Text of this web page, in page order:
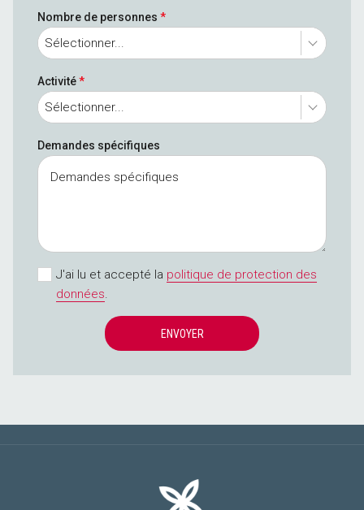
Nombre de personnes *
Sélectionner...
Activité*
Sélectionner...
Demandes spécifiques
J'ai lu et accepté la politique de protection des
données.
ENVOYER